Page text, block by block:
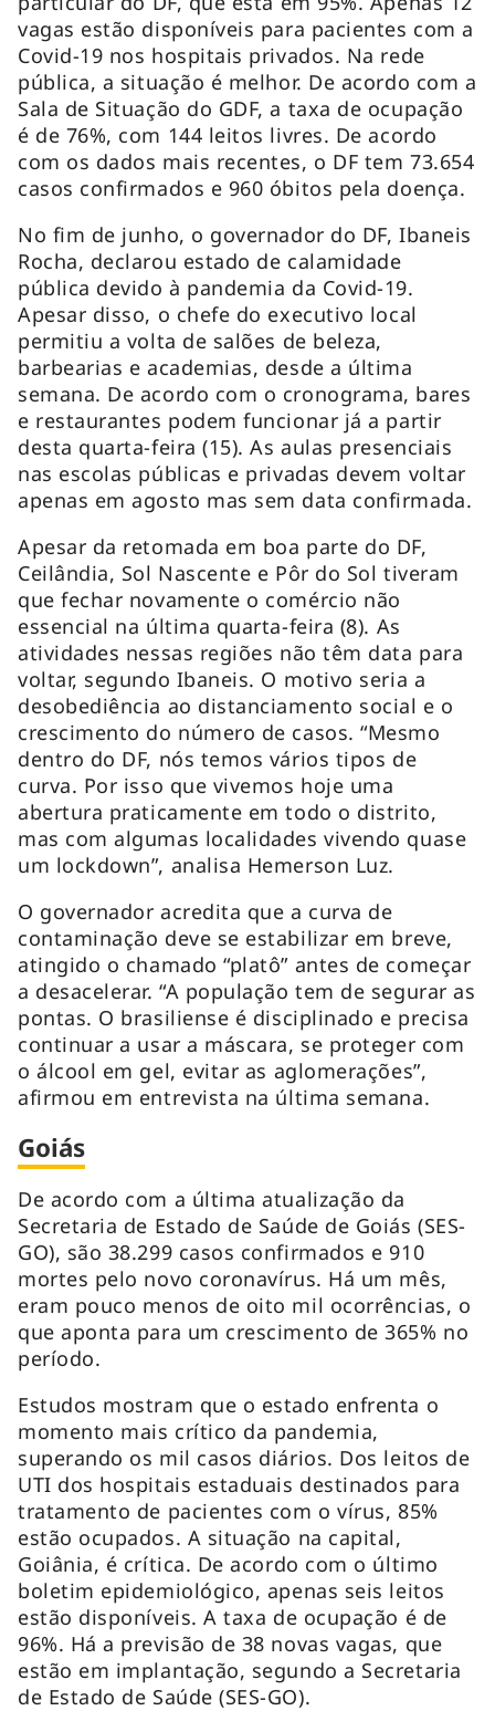
vagas estão disponíveis para pacientes com a
Covid-19 nos hospitais privados. Na rede
pública, a situação é melhor. De acordo com a
Sala de Situação do GDF, a taxa de ocupação
é de 76%, com 144 leitos livres. De acordo
com os dados mais recentes, o DF tem 73.654
casos confirmados e 960 óbitos pela doença.
No fim de junho, o governador do DF, Ibaneis
Rocha, declarou estado de calamidade
pública devido à pandemia da Covid-19.
Apesar disso, o chefe do executivo local
permitiu a volta de salões de beleza,
barbearias e academias, desde a última
semana. De acordo com o cronograma, bares
e restaurantes podem funcionar já a partir
desta quarta-feira (15). As aulas presenciais
nas escolas públicas e privadas devem voltar
apenas em agosto mas sem data confirmada.
Apesar da retomada em boa parte do DF,
Ceilândia, Sol Nascente e Pôr do Sol tiveram
que fechar novamente o comércio não
essencial na última quarta-feira (8). As
atividades nessas regiões não têm data para
voltar, segundo Ibaneis. O motivo seria a
desobediência ao distanciamento social e o
crescimento do número de casos. “Mesmo
dentro do DF, nós temos vários tipos de
curva. Por isso que vivemos hoje uma
abertura praticamente em todo o distrito,
mas com algumas localidades vivendo quase
um lockdown”, analisa Hemerson Luz.
O governador acredita que a curva de
contaminação deve se estabilizar em breve,
atingido o chamado “platô” antes de começar
a desacelerar. “A população tem de segurar as
pontas. O brasiliense é disciplinado e precisa
continuar a usar a máscara, se proteger com
o álcool em gel, evitar as aglomerações”,
afirmou em entrevista na última semana.
Goiás
De acordo com a última atualização da
Secretaria de Estado de Saúde de Goiás (SES-
GO), são 38.299 casos confirmados e 910
mortes pelo novo coronavírus. Há um mês,
eram pouco menos de oito mil ocorrências, o
que aponta para um crescimento de 365% no
período.
Estudos mostram que o estado enfrenta o
momento mais crítico da pandemia,
superando os mil casos diários. Dos leitos de
UTI dos hospitais estaduais destinados para
tratamento de pacientes com o vírus, 85%
estão ocupados. A situação na capital,
Goiânia, é crítica. De acordo com o último
boletim epidemiológico, apenas seis leitos
estão disponíveis. A taxa de ocupação é de
96%. Há a previsão de 38 novas vagas, que
estão em implantação, segundo a Secretaria
de Estado de Saúde (SES-GO).